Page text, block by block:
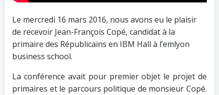
Le mercredi 16 mars 2016, nous avons eu le plaisir
de recevoir Jean-François Copé, candidat à la
primaire des Républicains en IBM Hall à l’emlyon
business school.
La conférence avait pour premier objet le projet de
primaires et le parcours politique de monsieur Copé.